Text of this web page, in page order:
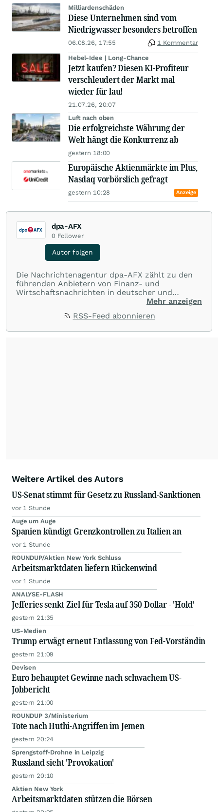
Milliardenschäden
Diese Unternehmen sind vom
Niedrigwasser besonders betroffen
06.08.26, 17:55 1 Kommentar
Hebel-Idee | Long-Chance
Jetzt kaufen? Diesen KI-Profiteur
verschleudert der Markt mal
wieder für lau!
21.07.26, 20:07
Luft nach oben
Die erfolgreichste Währung der
Welt hängt die Konkurrenz ab
gestern 18:00
Europäische Aktienmärkte im Plus,
Nasdaq vorbörslich gefragt
gestern 10:28 Anzeige
dpa-AFX
0 Follower
Autor folgen
Die Nachrichtenagentur dpa-AFX zählt zu den
führenden Anbietern von Finanz- und
Wirtschaftsnachrichten in deutscher und
englischer Sprache. Gestützt auf ein
dpa-AFX unabhängig, zuverlässig und schnell
Mehr anzeigen
RSS-Feed abonnieren
Weitere Artikel des Autors
US-Senat stimmt für Gesetz zu Russland-Sanktionen
vor 1 Stunde
Auge um Auge
Spanien kündigt Grenzkontrollen zu Italien an
vor 1 Stunde
ROUNDUP/Aktien New York Schluss
Arbeitsmarktdaten liefern Rückenwind
vor 1 Stunde
ANALYSE-FLASH
Jefferies senkt Ziel für Tesla auf 350 Dollar - 'Hold'
gestern 21:35
US-Medien
Trump erwägt erneut Entlassung von Fed-Vorständin
gestern 21:09
Devisen
Euro behauptet Gewinne nach schwachem US-
Jobbericht
gestern 21:00
ROUNDUP 3/Ministerium
Tote nach Huthi-Angriffen im Jemen
gestern 20:24
Sprengstoff-Drohne in Leipzig
Russland sieht 'Provokation'
gestern 20:10
Aktien New York
Arbeitsmarktdaten stützen die Börsen